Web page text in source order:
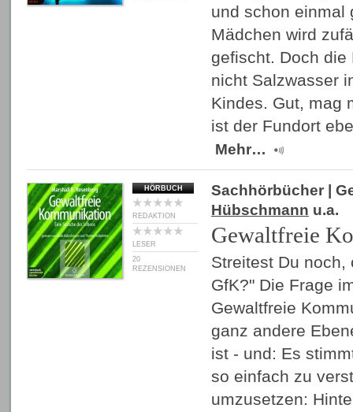
und schon einmal
Mädchen wird
gefischt. Doch
nicht Salzwasser
Kindes. Gut, mag
ist der Fundort
Mehr…
HÖRBUCH
REDAKTION
LESER
20
REZENSIONEN
Sachhörbücher |
Hübschmann u.a.
Gewaltfreie
Streitest Du noch,
GfK?" Die Frage
Gewaltfreie
ganz andere
ist - und: Es
so einfach zu
umzusetzen: